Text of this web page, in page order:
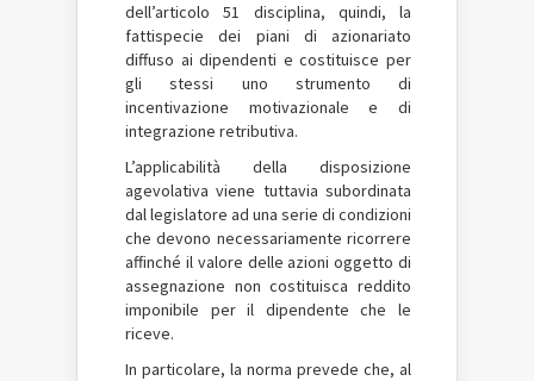
dell’articolo 51 disciplina, quindi, la
fattispecie dei piani di azionariato
diffuso ai dipendenti e costituisce per
gli stessi uno strumento di
incentivazione motivazionale e di
integrazione retributiva.
L’applicabilità della disposizione
agevolativa viene tuttavia subordinata
dal legislatore ad una serie di condizioni
che devono necessariamente ricorrere
affinché il valore delle azioni oggetto di
assegnazione non costituisca reddito
imponibile per il dipendente che le
riceve.
In particolare, la norma prevede che, al